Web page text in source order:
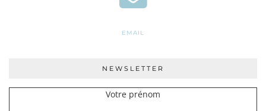
EMAIL
NEWSLETTER
Votre prénom